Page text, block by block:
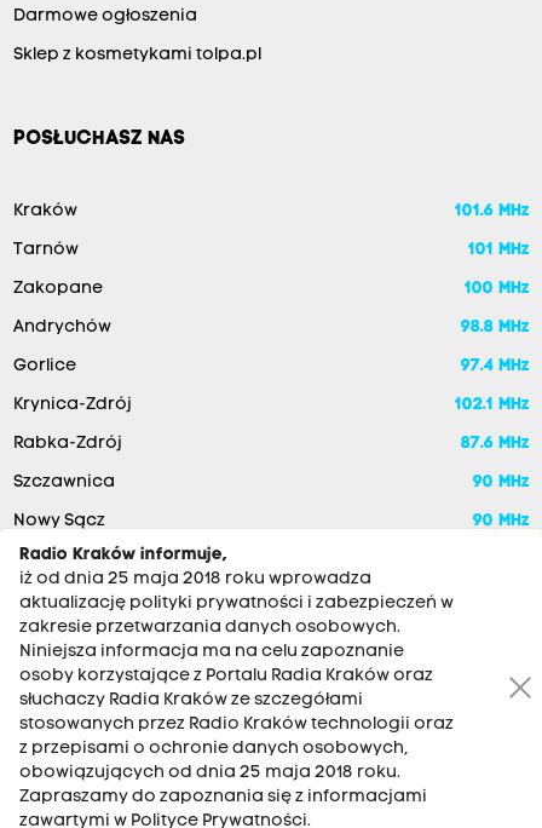
Darmowe ogłoszenia
Sklep z kosmetykami tolpa.pl
POSŁUCHASZ NAS
Kraków 101.6 MHz
Tarnów 101 MHz
Zakopane 100 MHz
Andrychów 98.8 MHz
Gorlice 97.4 MHz
Krynica-Zdrój 102.1 MHz
Rabka-Zdrój 87.6 MHz
Szczawnica 90 MHz
Nowy Sącz 90 MHz
RADIO KRAKÓW SA. Aleja Juliusza Słowackiego 22, 30-007
Kraków
Antena: 12 200 33 33
Radio Kraków informuje,
iż od dnia 25 maja 2018 roku wprowadza
aktualizację polityki prywatności i zabezpieczeń w
zakresie przetwarzania danych osobowych.
Niniejsza informacja ma na celu zapoznanie
osoby korzystające z Portalu Radia Kraków oraz
słuchaczy Radia Kraków ze szczegółami
stosowanych przez Radio Kraków technologii oraz
z przepisami o ochronie danych osobowych,
obowiązujących od dnia 25 maja 2018 roku.
Zapraszamy do zapoznania się z informacjami
zawartymi w Polityce Prywatności.